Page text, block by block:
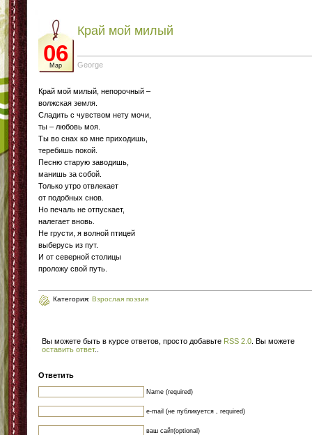
06
Мар
Край мой милый
George
Край мой милый, непорочный –
волжская земля.
Сладить с чувством нету мочи,
ты – любовь моя.
Ты во снах ко мне приходишь,
теребишь покой.
Песню старую заводишь,
манишь за собой.
Только утро отвлекает
от подобных снов.
Но печаль не отпускает,
налегает вновь.
Не грусти, я волной птицей
выберусь из пут.
И от северной столицы
проложу свой путь.
Категория: Взрослая поэзия
Вы можете быть в курсе ответов, просто добавьте RSS 2.0 . Вы можете
оставить ответ.
Ответить
Name (required)
e-mail (не публикуется , required)
ваш сайт(optional)